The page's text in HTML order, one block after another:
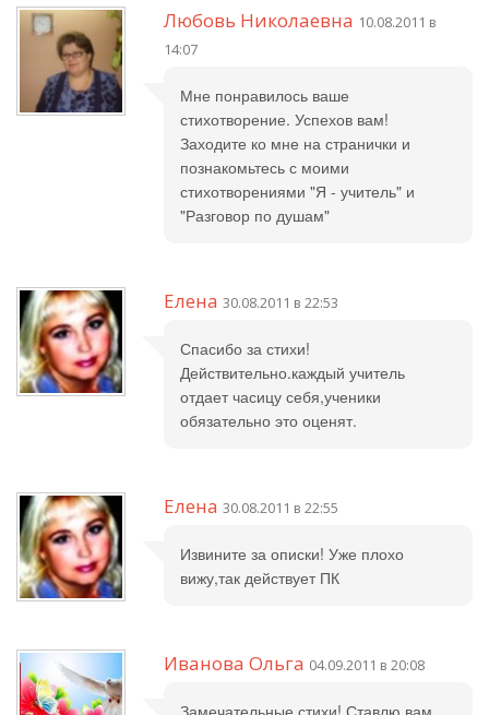
Любовь Николаевна 10.08.2011 в
14:07
Мне понравилось ваше
стихотворение. Успехов вам!
Заходите ко мне на странички и
познакомьтесь с моими
стихотворениями "Я - учитель" и
"Разговор по душам"
Елена 30.08.2011 в 22:53
Спасибо за стихи!
Действительно.каждый учитель
отдает часицу себя,ученики
обязательно это оценят.
Елена 30.08.2011 в 22:55
Извините за описки! Уже плохо
вижу,так действует ПК
Иванова Ольга 04.09.2011 в 20:08
Замечательные стихи! Ставлю вам